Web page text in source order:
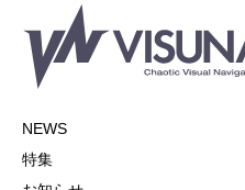
NEWS
特集